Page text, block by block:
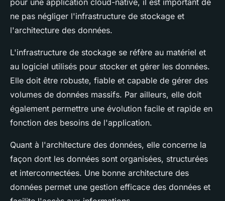
pour une application cloud-native, il est important de
ne pas négliger l'infrastructure de stockage et
l'architecture des données.
L'infrastructure de stockage se réfère au matériel et
au logiciel utilisés pour stocker et gérer les données.
Elle doit être robuste, fiable et capable de gérer des
volumes de données massifs. Par ailleurs, elle doit
également permettre une évolution facile et rapide en
fonction des besoins de l'application.
Quant à l'architecture des données, elle concerne la
façon dont les données sont organisées, structurées
et interconnectées. Une bonne architecture des
données permet une gestion efficace des données et